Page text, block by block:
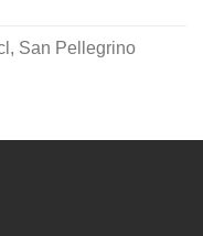
San Pellegrino